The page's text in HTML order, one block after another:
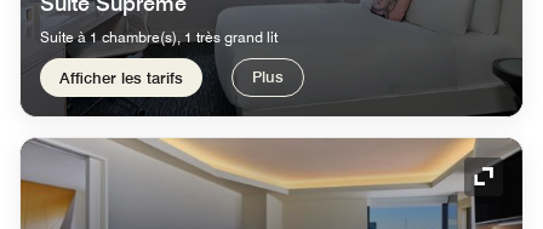
Suite à 1 chambre(s), 1 très grand lit
Afficher les tarifs Plus
Icône